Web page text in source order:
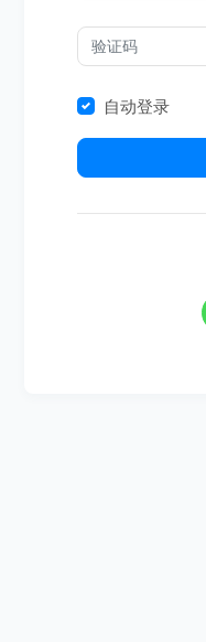
自动登录